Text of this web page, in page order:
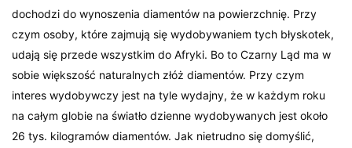
dochodzi do wynoszenia diamentów na powierzchnię. Przy
czym osoby, które zajmują się wydobywaniem tych błyskotek,
udają się przede wszystkim do Afryki. Bo to Czarny Ląd ma w
sobie większość naturalnych złóż diamentów. Przy czym
interes wydobywczy jest na tyle wydajny, że w każdym roku
na całym globie na światło dzienne wydobywanych jest około
26 tys. kilogramów diamentów. Jak nietrudno się domyślić,